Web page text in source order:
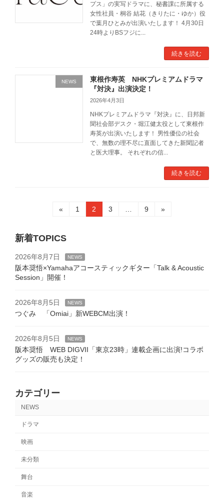
プス」の実写ドラマに、秘書課に所属する
女性社員・桐谷 結花（きりたに・ゆか）役
で葉月ひとみが出演いたします！ 4月30日
24時よりBSフジに...
続きを読む
NEWS
東根作寿英 NHKプレミアムドラマ
『対決』出演決定！
2026年4月3日
NHKプレミアムドラマ『対決』に、日邦新
聞社会部デスク・堀江健太役として東根作
寿英が出演いたします！ 男性優位の社会
で、無数の理不尽に直面してきた新聞記者
と医大理事。 それぞれの信...
続きを読む
の
ペ
ー
送
«
固1
固
定
2
固
3
固
9 »
新着TOPICS
2026年8月7日 NEWS
阪本奨悟×Yamahaアコースティックギター「Talk & Acoustic
Session」開催！
2026年8月5日 NEWS
つぐみ 「Omiai」新WEBCM出演！
2026年8月5日 NEWS
阪本奨悟 WEB DIGVII「東京23時」連載企画に出演!コラボ
グッズの販売も決定！
カテゴリー
NEWS
ドラマ
映画
未分類
舞台
音楽